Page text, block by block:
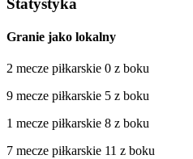
Statystyka
Granie jako lokalny
2 mecze piłkarskie 0 z boku
9 mecze piłkarskie 5 z boku
1 mecze piłkarskie 8 z boku
7 mecze piłkarskie 11 z boku